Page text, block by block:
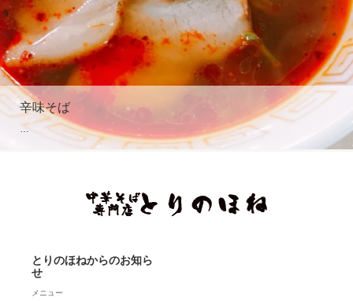
辛味そば
…
とりのほねからのお知ら
せ
メニュー